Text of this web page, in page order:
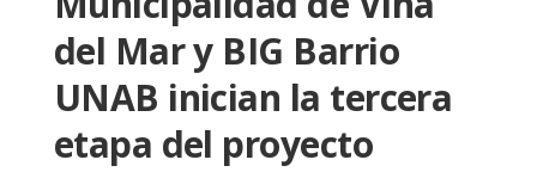
del Mar y BIG Barrio
UNAB inician la tercera
etapa del proyecto